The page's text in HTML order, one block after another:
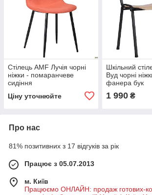
Стілець AMF Лучія чорні
ніжки - помаранчеве
сидіння
Ціну уточнюйте
Шкільний
Вуд чорні
фанера бук
1 990₴
Про нас
81% позитивних з 17 відгуків за рік
Працює з 05.07.2013
м. Київ
Працюємо ОНЛАЙН: продаж готових-